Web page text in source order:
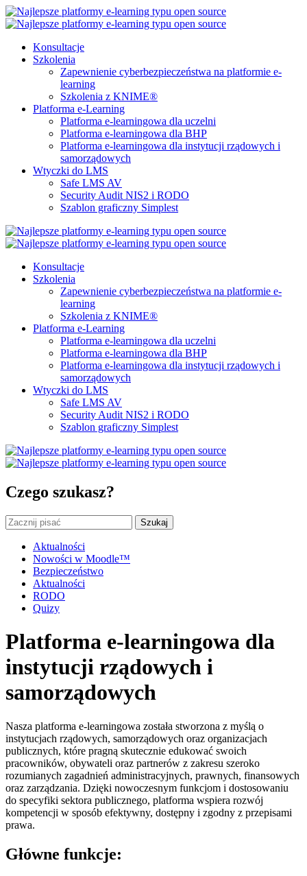
Konsultacje
Szkolenia
Zapewnienie cyberbezpieczeństwa na platformie e-
learning
Szkolenia z KNIME®
Platforma e-Learning
Platforma e-learningowa dla uczelni
Platforma e-learningowa dla BHP
Platforma e-learningowa dla instytucji rządowych i
samorządowych
Wtyczki do LMS
Safe LMS AV
Security Audit NIS2 i RODO
Szablon graficzny Simplest
Konsultacje
Szkolenia
Zapewnienie cyberbezpieczeństwa na platformie e-
learning
Szkolenia z KNIME®
Platforma e-Learning
Platforma e-learningowa dla uczelni
Platforma e-learningowa dla BHP
Platforma e-learningowa dla instytucji rządowych i
samorządowych
Wtyczki do LMS
Safe LMS AV
Security Audit NIS2 i RODO
Szablon graficzny Simplest
Czego szukasz?
Szukaj
Aktualności
Nowości w Moodle™
Bezpieczeństwo
Aktualności
RODO
Quizy
Platforma e-learningowa dla
instytucji rządowych i
samorządowych
Nasza platforma e-learningowa została stworzona z myślą o
instytucjach rządowych, samorządowych oraz organizacjach
publicznych, które pragną skutecznie edukować swoich
pracowników, obywateli oraz partnerów z zakresu szeroko
rozumianych zagadnień administracyjnych, prawnych, finansowych
oraz zarządzania. Dzięki nowoczesnym funkcjom i dostosowaniu
do specyfiki sektora publicznego, platforma wspiera rozwój
kompetencji w sposób efektywny, dostępny i zgodny z przepisami
prawa.
Główne funkcje: